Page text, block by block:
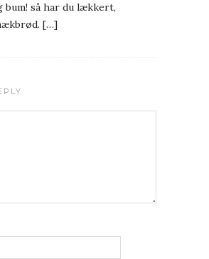
bum! så har du lækkert,
[…]